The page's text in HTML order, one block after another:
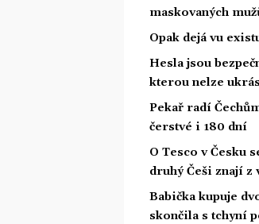
maskovaných
Opak dejá vu
Hesla jsou
kterou nelze
Pekař radí
čerstvé i 180 dní
O Tesco v Česku
druhý Češi znají z
Babička kupuje
skončila s tchyní